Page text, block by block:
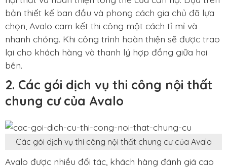
bản thiết kế ban đầu và phong cách gia chủ đã lựa
chọn, Avalo cam kết thi công một cách tỉ mỉ và
nhanh chóng. Khi công trình hoàn thiện sẽ được trao
lại cho khách hàng và thanh lý hợp đồng giữa hai
bên.
2. Các gói dịch vụ thi công nội thất
chung cư của Avalo
Các gói dịch vụ thi công nội thất chung cư của Avalo
Avalo được nhiều đối tác, khách hàng đánh giá cao